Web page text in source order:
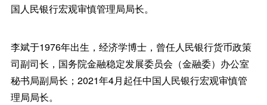
国人民银行宏观审慎管理局局长。
李斌于1976年出生，经济学博士，曾任人民银行货币政策
司副司长，国务院金融稳定发展委员会（金融委）办公室
秘书局副局长；2021年4月起任中国人民银行宏观审慎管
理局局长。